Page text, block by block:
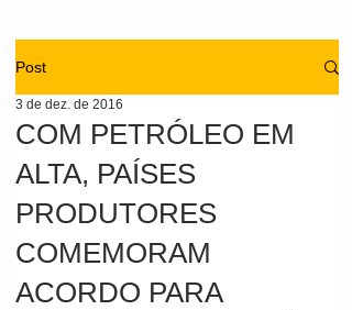
Post
COM PETRÓLEO EM
ALTA, PAÍSES
PRODUTORES
COMEMORAM
ACORDO PARA
3 de dez. de 2016